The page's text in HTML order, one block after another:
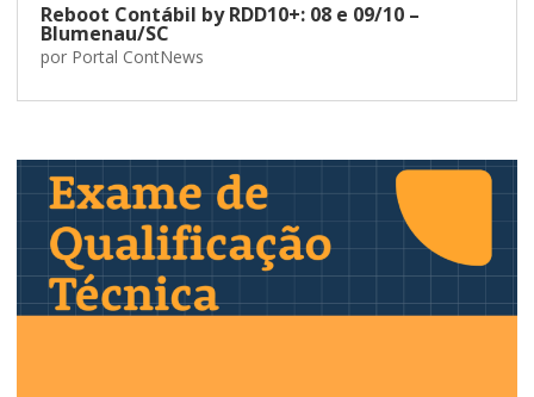
Reboot Contábil by RDD10+: 08 e 09/10 –
Blumenau/SC
por Portal ContNews